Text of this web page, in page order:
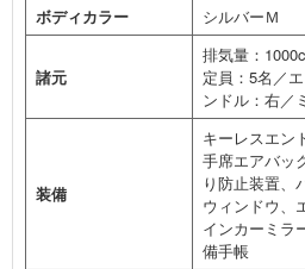
ボディカラー
シルバーＭ
諸元
排気量：
定員：5名／
ンドル：右／
装備
キーレスエン
手席エアバッ
り防止装置、
ウィンドウ、
インカーミラ
備手帳